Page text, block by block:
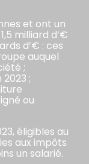
et ont un
milliard d’€
d’€ : ces
auquel
;
;
ou
éligibles au
aux impôts
un salarié.